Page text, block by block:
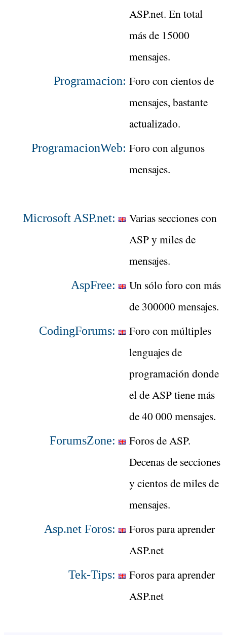
ASP.net. En total
más de 15000
mensajes.
Programacion: Foro con cientos de
mensajes, bastante
actualizado.
ProgramacionWeb: Foro con algunos
mensajes.
Microsoft ASP.net:
Varias secciones con
ASP y miles de
mensajes.
AspFree:
Un sólo foro con más
de 300000 mensajes.
CodingForums:
Foro con múltiples
lenguajes de
programación donde
el de ASP tiene más
de 40 000 mensajes.
ForumsZone:
Foros de ASP.
Decenas de secciones
y cientos de miles de
mensajes.
Asp.net Foros:
Foros para aprender
ASP.net
Tek-Tips:
Foros para aprender
ASP.net